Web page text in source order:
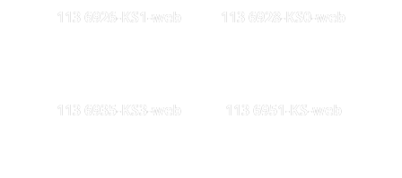
113 6926-KS1-web 113 6928-KS0-web
113 6935-KS3-web 113 6951-KS-web